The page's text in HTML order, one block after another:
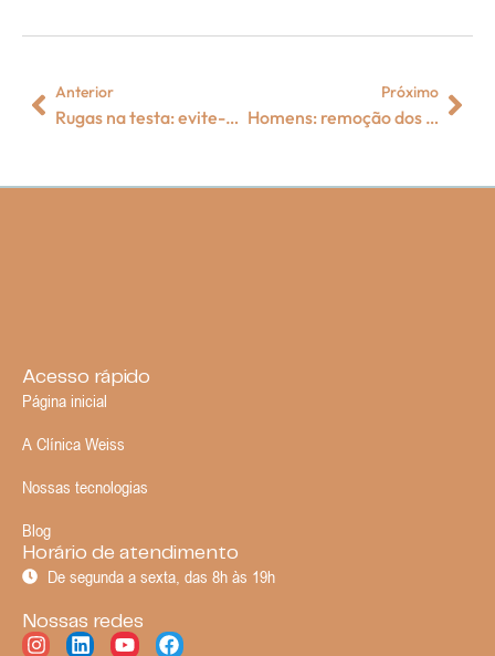
Anterior
Rugas na testa: evite-as e as suavize
Próximo
Homens: remoção dos pelos nas costas
Acesso rápido
Página inicial
A Clínica Weiss
Nossas tecnologias
Blog
Horário de atendimento
De segunda a sexta, das 8h às 19h
Nossas redes